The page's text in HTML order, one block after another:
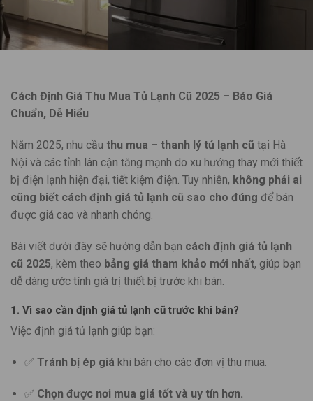
Cách Định Giá Thu Mua Tủ Lạnh Cũ 2025 – Báo Giá
Chuẩn, Dễ Hiểu
Năm 2025, nhu cầu thu mua – thanh lý tủ lạnh cũ tại Hà
Nội và các tỉnh lân cận tăng mạnh do xu hướng thay mới thiết
bị điện lạnh hiện đại, tiết kiệm điện. Tuy nhiên, không phải ai
cũng biết cách định giá tủ lạnh cũ sao cho đúng để bán
được giá cao và nhanh chóng.
Bài viết dưới đây sẽ hướng dẫn bạn cách định giá tủ lạnh
cũ 2025, kèm theo bảng giá tham khảo mới nhất, giúp bạn
dễ dàng ước tính giá trị thiết bị trước khi bán.
1. Vì sao cần định giá tủ lạnh cũ trước khi bán?
Việc định giá tủ lạnh giúp bạn:
✅ Tránh bị ép giá khi bán cho các đơn vị thu mua.
✅ Chọn được nơi mua giá tốt và uy tín hơn.